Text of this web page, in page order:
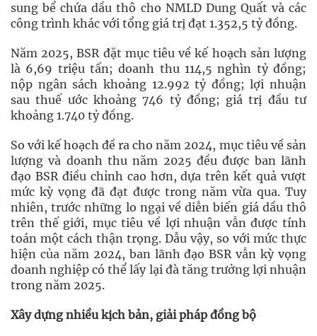
sung bể chứa dầu thô cho NMLD Dung Quất và các
công trình khác với tổng giá trị đạt 1.352,5 tỷ đồng.
Năm 2025, BSR đặt mục tiêu về kế hoạch sản lượng
là 6,69 triệu tấn; doanh thu 114,5 nghìn tỷ đồng;
nộp ngân sách khoảng 12.992 tỷ đồng; lợi nhuận
sau thuế ước khoảng 746 tỷ đồng; giá trị đầu tư
khoảng 1.740 tỷ đồng.
So với kế hoạch đề ra cho năm 2024, mục tiêu về sản
lượng và doanh thu năm 2025 đều được ban lãnh
đạo BSR điều chỉnh cao hơn, dựa trên kết quả vượt
mức kỳ vọng đã đạt được trong năm vừa qua. Tuy
nhiên, trước những lo ngại về diễn biến giá dầu thô
trên thế giới, mục tiêu về lợi nhuận vẫn được tính
toán một cách thận trọng. Dẫu vậy, so với mức thực
hiện của năm 2024, ban lãnh đạo BSR vẫn kỳ vọng
doanh nghiệp có thể lấy lại đà tăng trưởng lợi nhuận
trong năm 2025.
Xây dựng nhiều kịch bản, giải pháp đồng bộ